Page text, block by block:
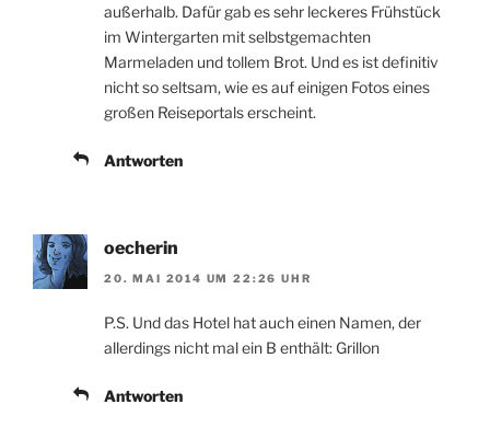
außerhalb. Dafür gab es sehr leckeres Frühstück
im Wintergarten mit selbstgemachten
Marmeladen und tollem Brot. Und es ist definitiv
nicht so seltsam, wie es auf einigen Fotos eines
großen Reiseportals erscheint.
Antworten
oecherin
20. MAI 2014 UM 22:26 UHR
P.S. Und das Hotel hat auch einen Namen, der
allerdings nicht mal ein B enthält: Grillon
Antworten